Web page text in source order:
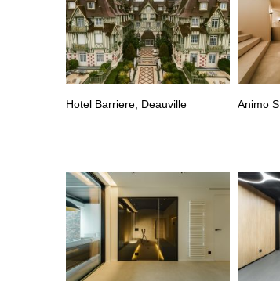
Hotel Barriere, Deauville Animo